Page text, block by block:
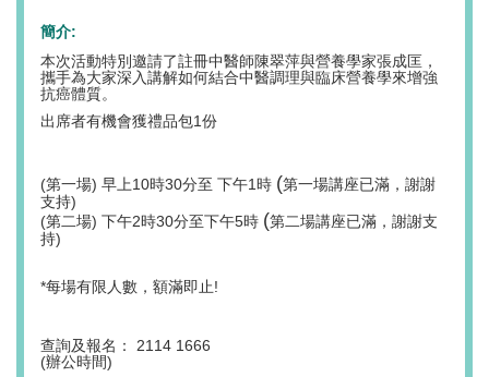
簡介:
本次活動特別邀請了註冊中醫師陳翠萍與營養學家張成匡，
攜手為大家深入講解如何結合中醫調理與臨床營養學來增強
抗癌體質。
出席者有機會獲禮品包1份
(第一場) 早上10時30分至 下午1時 (第一場講座已滿，謝謝
支持)
(第二場) 下午2時30分至下午5時 (第二場講座已滿，謝謝支
持)
*每場有限人數，額滿即止!
查詢及報名： 2114 1666
(辦公時間)